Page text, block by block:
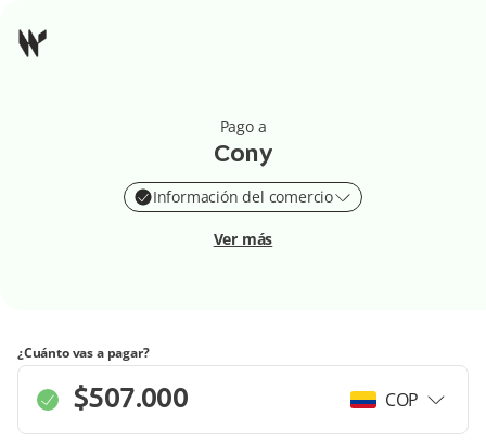
Pago a
Cony
Información del comercio
Ver más
¿Cuánto vas a pagar?
COP